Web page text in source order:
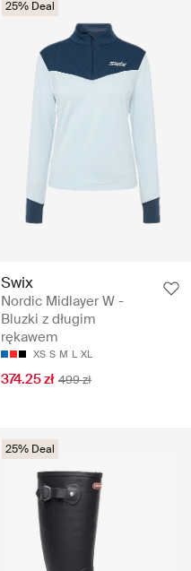
25% Deal
Swix
Nordic Midlayer W -
Bluzki z długim
rękawem
XS S M L XL
374.25 zł 499 zł
25% Deal